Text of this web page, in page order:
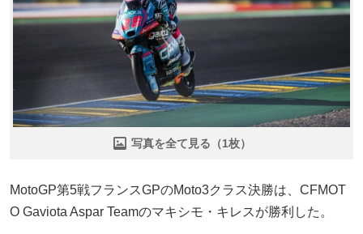
写真を全て見る（1枚）
MotoGP第5戦フランスGPのMoto3クラス決勝は、CFMOT
O Gaviota Aspar Teamのマキシモ・キレスが勝利した。